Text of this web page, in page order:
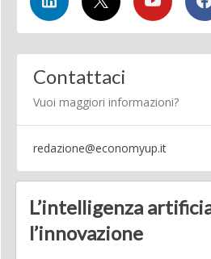
Contattaci
Vuoi maggiori informazioni?
redazione@economyup.it
L’intelligenza
l’innovazione